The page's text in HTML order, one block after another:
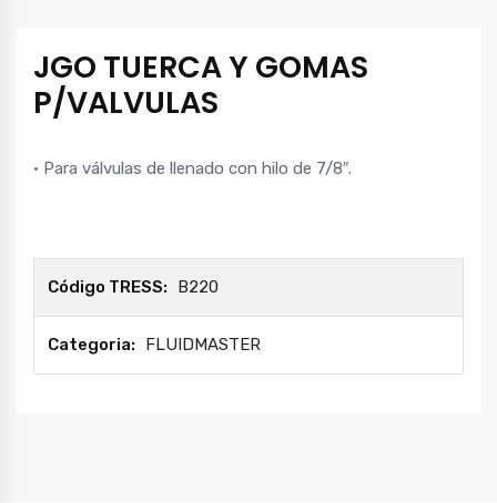
JGO TUERCA Y GOMAS
P/VALVULAS
• Para válvulas de llenado con hilo de 7/8″.
Código TRESS: B220
Categoria: FLUIDMASTER